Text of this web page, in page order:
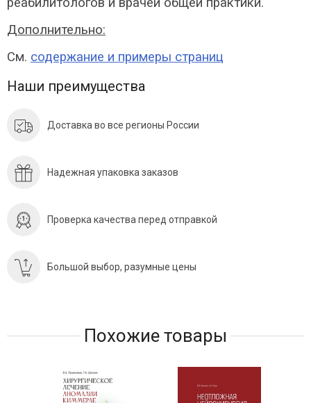
Дополнительно:
См. содержание и примеры страниц
Наши преимущества
Доставка во все регионы России
Надежная упаковка заказов
Проверка качества перед отправкой
Большой выбор, разумные цены
Похожие товары